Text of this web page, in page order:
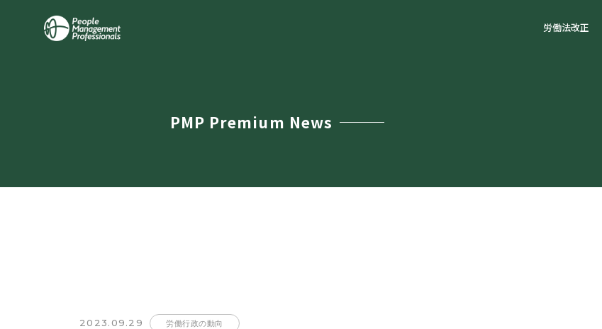
労働法改正
PMP Premium News
2023.09.29 労働行政の動向